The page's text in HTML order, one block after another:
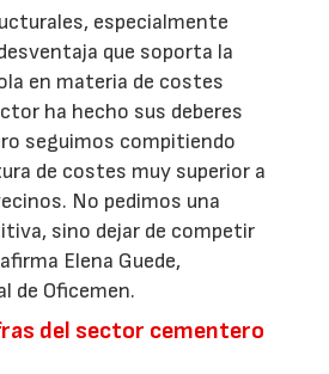
especialmente
que soporta la
en materia de costes
ha hecho sus deberes
seguimos compitiendo
de costes muy superior a
No pedimos una
sino dejar de competir
Elena Guede,
de Oficemen.
del sector cementero